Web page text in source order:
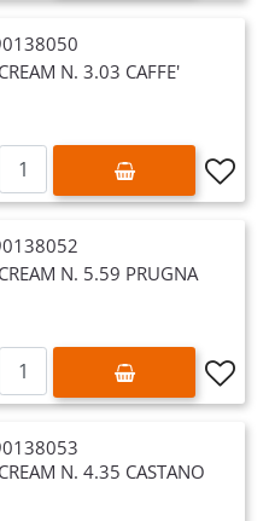
N. 3.03 CAFFE'
Quantità
N. 5.59 PRUGNA
Quantità
N. 4.35 CASTANO